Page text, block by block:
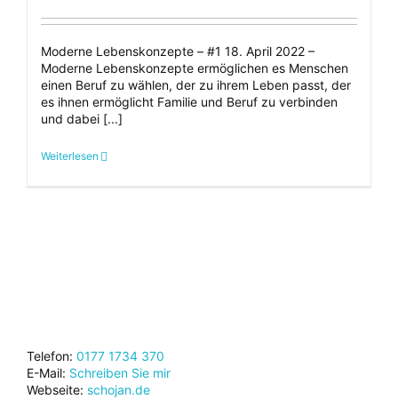
Moderne Lebenskonzepte – #1 18. April 2022 –
Moderne Lebenskonzepte ermöglichen es Menschen
einen Beruf zu wählen, der zu ihrem Leben passt, der
es ihnen ermöglicht Familie und Beruf zu verbinden
und dabei [...]
Weiterlesen
Telefon: 0177 1734 370
E-Mail: Schreiben Sie mir
Webseite: schojan.de